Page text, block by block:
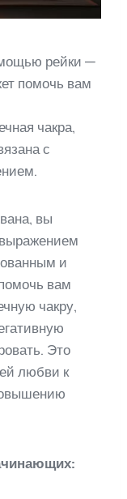
рейки —
помочь вам
чакра,
с
вы
и
вам
чакру,
Это
любви к